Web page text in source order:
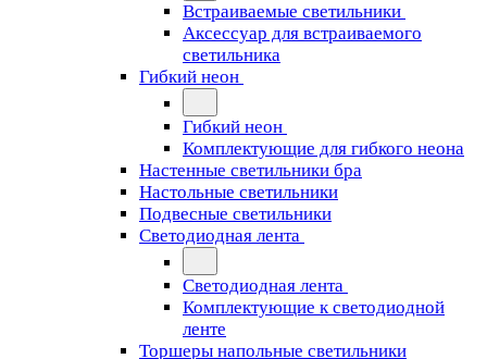
Встраиваемые светильники
Аксессуар для встраиваемого
светильника
Гибкий неон
Гибкий неон
Комплектующие для гибкого неона
Настенные светильники бра
Настольные светильники
Подвесные светильники
Светодиодная лента
Светодиодная лента
Комплектующие к светодиодной
ленте
Торшеры напольные светильники